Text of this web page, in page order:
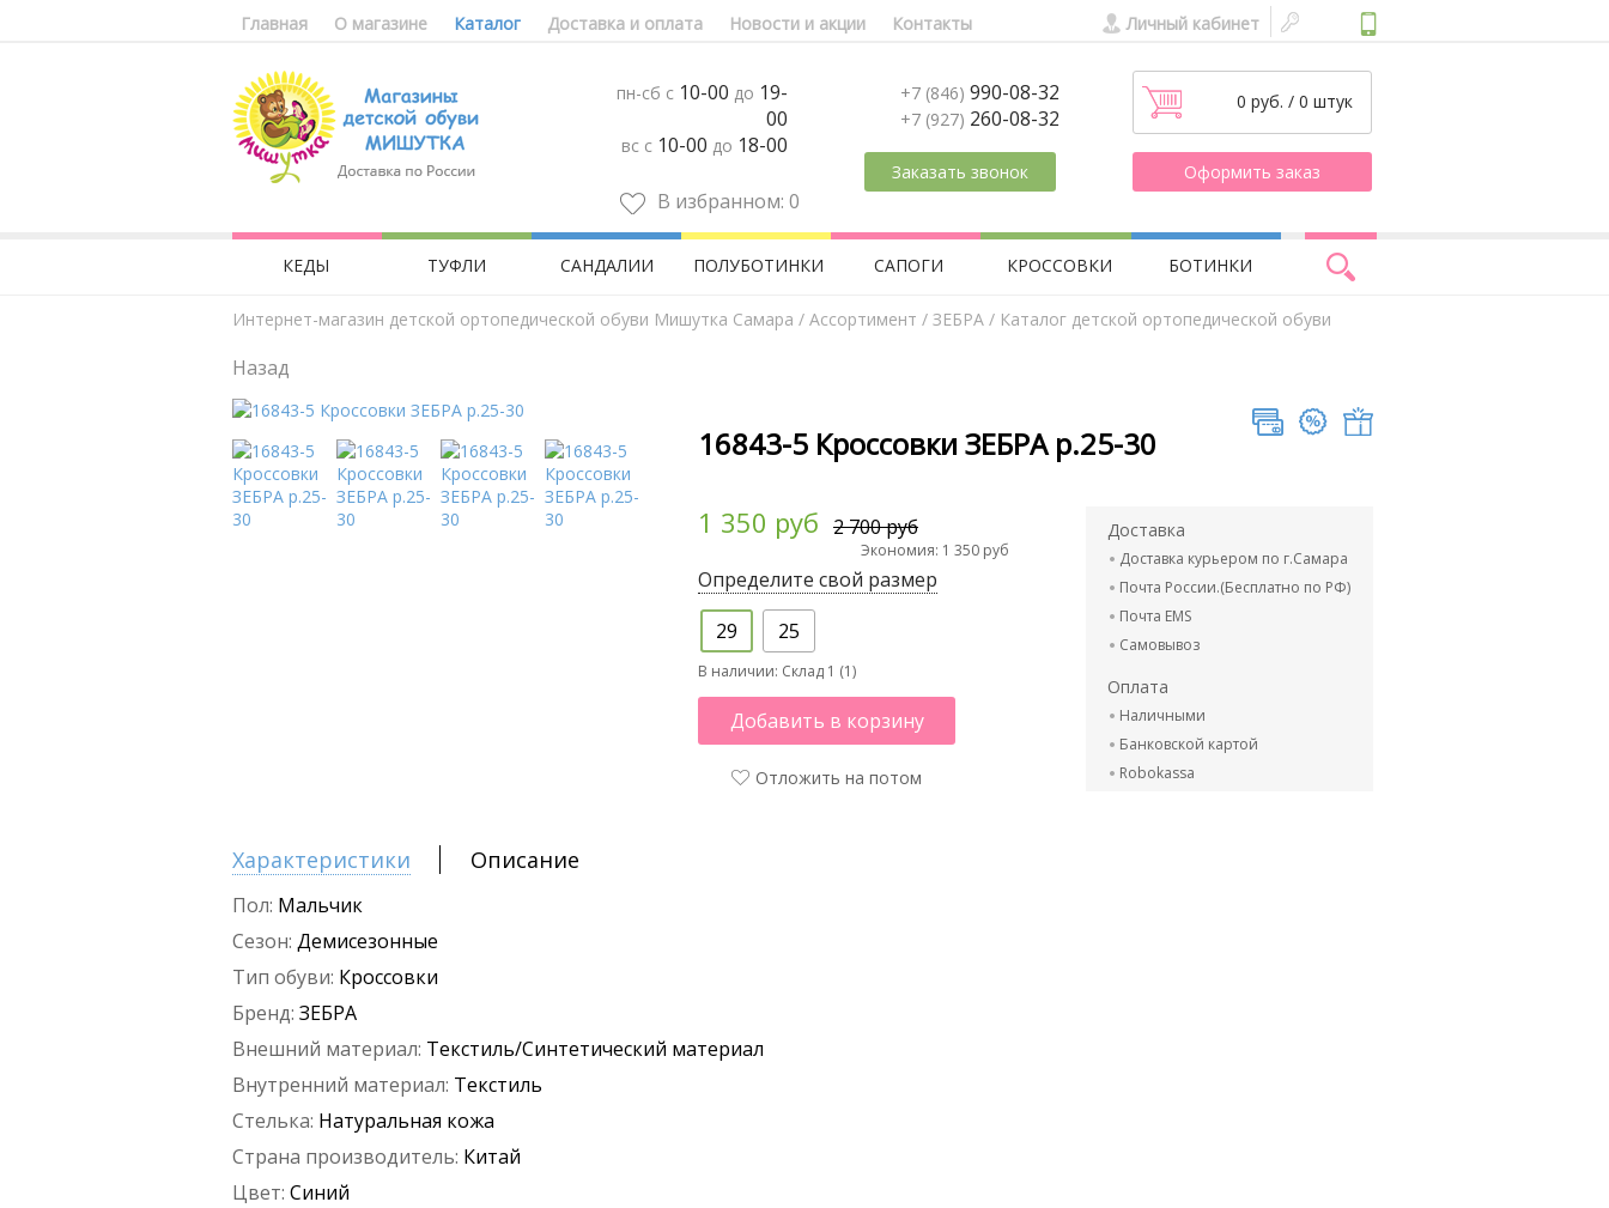
Главная О магазине Каталог Доставка и оплата Новости и акции Контакты Личный кабинет
пн-сб с 10-00 до 19-
00
вс с 10-00 до 18-00
В избранном: 0
+7 (846) 990-08-32
+7 (927) 260-08-32
Заказать звонок
0 руб. / 0 штук
Оформить заказ
КЕДЫ ТУФЛИ САНДАЛИИ ПОЛУБОТИНКИ САПОГИ КРОССОВКИ БОТИНКИ
Интернет-магазин детской ортопедической обуви Мишутка Самара / Aссортимент / ЗЕБРА / Каталог детской ортопедической обуви
Назад
16843-5 Кроссовки ЗЕБРА р.25-30
1 350 руб 2 700 руб
Экономия: 1 350 руб
Определите свой размер
29
25
В наличии: Склад 1 (1)
Добавить в корзину
Отложить на потом
Доставка
Доставка курьером по г.Самара
Почта России.(Бесплатно по РФ)
Почта EMS
Самовывоз
Оплата
Наличными
Банковской картой
Robokassa
Характеристики Описание
Пол: Мальчик
Сезон: Демисезонные
Тип обуви: Кроссовки
Бренд: ЗЕБРА
Внешний материал: Текстиль/Синтетический материал
Внутренний материал: Текстиль
Стелька: Натуральная кожа
Страна производитель: Китай
Цвет: Синий